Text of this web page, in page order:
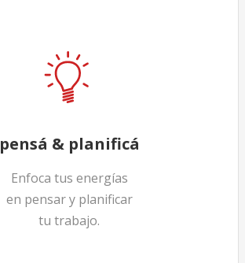
pensá & planificá
Enfoca tus energías
en pensar y planificar
tu trabajo.